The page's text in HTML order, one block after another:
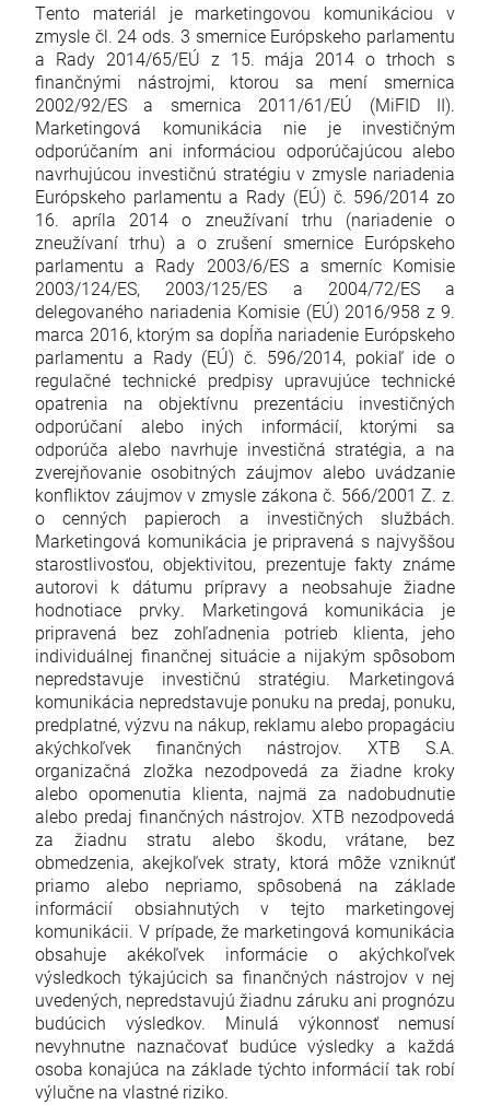
Tento materiál je marketingovou komunikáciou v
zmysle čl. 24 ods. 3 smernice Európskeho parlamentu
a Rady 2014/65/EÚ z 15. mája 2014 o trhoch s
finančnými nástrojmi, ktorou sa mení smernica
2002/92/ES a smernica 2011/61/EÚ (MiFID II).
Marketingová komunikácia nie je investičným
odporúčaním ani informáciou odporúčajúcou alebo
navrhujúcou investičnú stratégiu v zmysle nariadenia
Európskeho parlamentu a Rady (EÚ) č. 596/2014 zo
16. apríla 2014 o zneužívaní trhu (nariadenie o
zneužívaní trhu) a o zrušení smernice Európskeho
parlamentu a Rady 2003/6/ES a smerníc Komisie
2003/124/ES, 2003/125/ES a 2004/72/ES a
delegovaného nariadenia Komisie (EÚ) 2016/958 z 9.
marca 2016, ktorým sa dopĺňa nariadenie Európskeho
parlamentu a Rady (EÚ) č. 596/2014, pokiaľ ide o
regulačné technické predpisy upravujúce technické
opatrenia na objektívnu prezentáciu investičných
odporúčaní alebo iných informácií, ktorými sa
odporúča alebo navrhuje investičná stratégia, a na
zverejňovanie osobitných záujmov alebo uvádzanie
konfliktov záujmov v zmysle zákona č. 566/2001 Z. z.
o cenných papieroch a investičných službách.
Marketingová komunikácia je pripravená s najvyššou
starostlivosťou, objektivitou, prezentuje fakty známe
autorovi k dátumu prípravy a neobsahuje žiadne
hodnotiace prvky. Marketingová komunikácia je
pripravená bez zohľadnenia potrieb klienta, jeho
individuálnej finančnej situácie a nijakým spôsobom
nepredstavuje investičnú stratégiu. Marketingová
komunikácia nepredstavuje ponuku na predaj, ponuku,
predplatné, výzvu na nákup, reklamu alebo propagáciu
akýchkoľvek finančných nástrojov. XTB S.A.
organizačná zložka nezodpovedá za žiadne kroky
alebo opomenutia klienta, najmä za nadobudnutie
alebo predaj finančných nástrojov. XTB nezodpovedá
za žiadnu stratu alebo škodu, vrátane, bez
obmedzenia, akejkoľvek straty, ktorá môže vzniknúť
priamo alebo nepriamo, spôsobená na základe
informácií obsiahnutých v tejto marketingovej
komunikácii. V prípade, že marketingová komunikácia
obsahuje akékoľvek informácie o akýchkoľvek
výsledkoch týkajúcich sa finančných nástrojov v nej
uvedených, nepredstavujú žiadnu záruku ani prognózu
budúcich výsledkov. Minulá výkonnosť nemusí
nevyhnutne naznačovať budúce výsledky a každá
osoba konajúca na základe týchto informácií tak robí
výlučne na vlastné riziko.